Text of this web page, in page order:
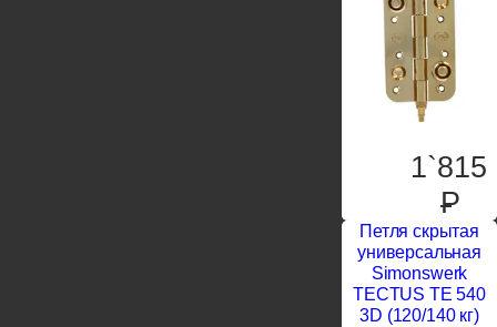
1`815
P
Петля скрытая
универсальная
Simonswerk
TECTUS TE 540
3D (120/140 кг)